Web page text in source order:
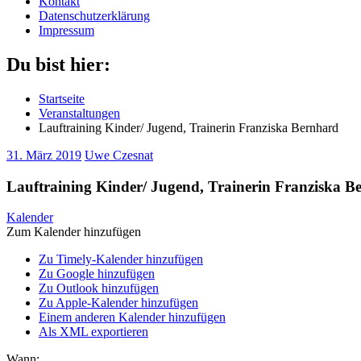
Datenschutzerklärung
Impressum
Du bist hier:
Startseite
Veranstaltungen
Lauftraining Kinder/ Jugend, Trainerin Franziska Bernhard
31. März 2019 Uwe Czesnat
Lauftraining Kinder/ Jugend, Trainerin Franziska
Kalender
Zum Kalender hinzufügen
Zu Timely-Kalender hinzufügen
Zu Google hinzufügen
Zu Outlook hinzufügen
Zu Apple-Kalender hinzufügen
Einem anderen Kalender hinzufügen
Als XML exportieren